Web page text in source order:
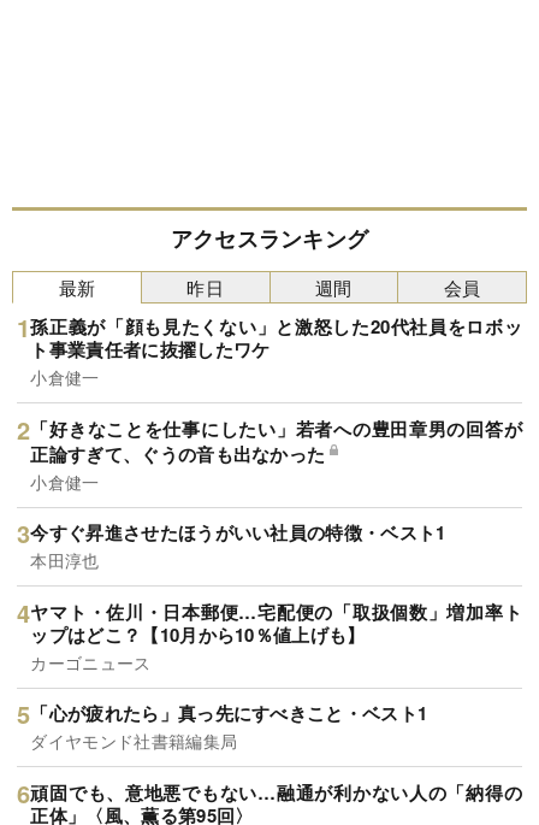
アクセスランキング
最新
孫正義が「顔も見たくない」と激怒した20代社員をロボッ
ト事業責任者に抜擢したワケ
小倉健一
「好きなことを仕事にしたい」若者への豊田章男の回答が
正論すぎて、ぐうの音も出なかった
小倉健一
今すぐ昇進させたほうがいい社員の特徴・ベスト1
本田淳也
ヤマト・佐川・日本郵便…宅配便の「取扱個数」増加率ト
ップはどこ？【10月から10％値上げも】
カーゴニュース
「心が疲れたら」真っ先にすべきこと・ベスト1
ダイヤモンド社書籍編集局
頑固でも、意地悪でもない…融通が利かない人の「納得の
正体」〈風、薫る第95回〉
昨日 週間 会員